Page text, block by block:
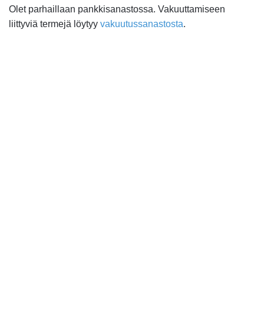
Olet parhaillaan pankkisanastossa. Vakuuttamiseen
liittyviä termejä löytyy vakuutussanastosta.